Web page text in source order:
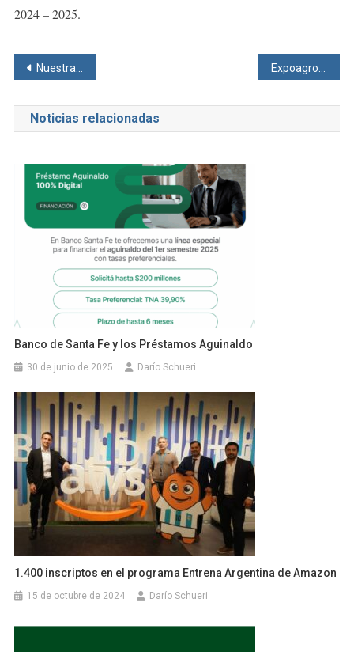
2024 – 2025.
Navegación
de
entradas
Nuestra reflexión sobre la edad de imputabilidad de los menores
Noticias relacionadas
Banco de Santa Fe y los Préstamos Aguinaldo
30 de junio de 2025 Darío Schueri
1.400 inscriptos en el programa Entrena Argentina de Amazon
15 de octubre de 2024 Darío Schueri